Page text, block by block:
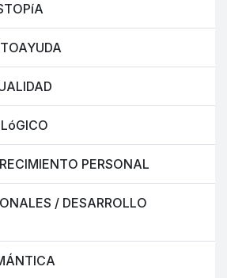
PERSONAL
/ DESARROLLO